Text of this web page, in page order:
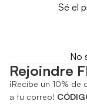
Sé el
No
Rejoindre
¡Recibe un 10%
a tu correo!